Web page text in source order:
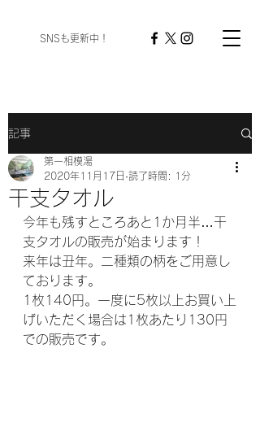
​ SNSも更新中！
記事
干支タオル
第一相模湯
2020年11月17日 読了時間: 1分
今年も残すところあと1か月半…干
支タオルの販売が始まります！
来年は丑年。二種類の柄をご用意し
ております。
1枚140円。一度に5枚以上お買い上
げいただく場合は1枚あたり130円
での販売です。